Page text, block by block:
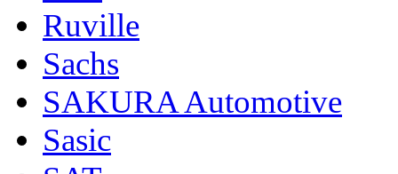
Ruville
Sachs
SAKURA Automotive
Sasic